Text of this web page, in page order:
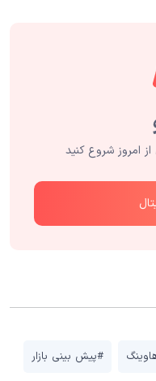
امروز شروع کنید
#پیش بینی بازار